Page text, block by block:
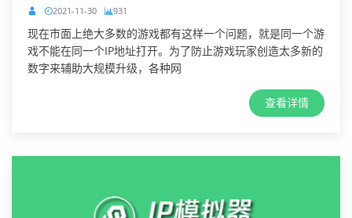
2021-11-30 931
现在市面上绝大多数的游戏都有这样一个问题，就是同一个游
戏不能在同一个IP地址打开。为了防止游戏玩家创造太多新的
数字来辅助大规模升级，各种网
查看详情